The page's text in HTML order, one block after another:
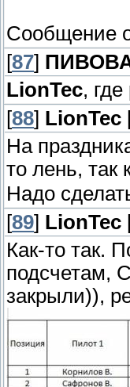
Сообщение
[87]
LionTec,
[88] LionTec
На
то лень, так
Надо
[89] LionTec
Как-то так.
подсчетам,
закрыли)),